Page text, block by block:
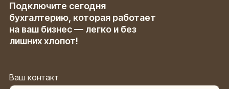
Ваш контакт
Подключите сегодня
бухгалтерию, которая работает
на ваш бизнес — легко и без
лишних хлопот!